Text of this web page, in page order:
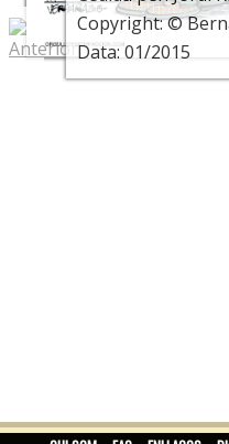
Copyright: ©
Data: 01/2015